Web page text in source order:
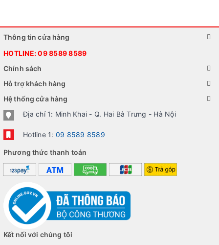
Thông tin cửa hàng
HOTLINE:09 8589 8589
Chính sách
Hỗ trợ khách hàng
Hệ thống cửa hàng
Địa chỉ 1: Minh Khai - Q. Hai Bà Trưng - Hà Nội
Hotline 1: 09 8589 8589
Phương thức thanh toán
Kết nối với chúng tôi